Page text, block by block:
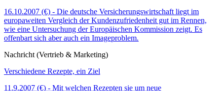
16.10.2007 (€) - Die deutsche Versicherungswirtschaft liegt im
europaweiten Vergleich der Kundenzufriedenheit gut im Rennen,
wie eine Untersuchung der Europäischen Kommission zeigt. Es
offenbart sich aber auch ein Imageproblem.
Nachricht (Vertrieb & Marketing)
Verschiedene Rezepte, ein Ziel
11.9.2007 (€) - Mit welchen Rezepten sie um neue